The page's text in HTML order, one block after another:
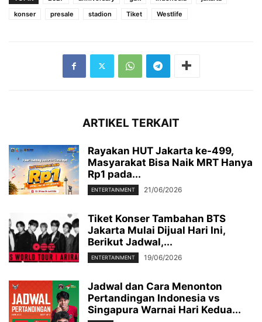
konser
presale stadion Tiket Westlife
ARTIKEL TERKAIT
Rayakan HUT Jakarta ke-499,
Masyarakat Bisa Naik MRT Hanya
Rp1 pada...
ENTERTAINMENT 21/06/2026
Tiket Konser Tambahan BTS
Jakarta Mulai Dijual Hari Ini,
Berikut Jadwal,...
ENTERTAINMENT 19/06/2026
Jadwal dan Cara Menonton
Pertandingan Indonesia vs
Singapura Warnai Hari Kedua...